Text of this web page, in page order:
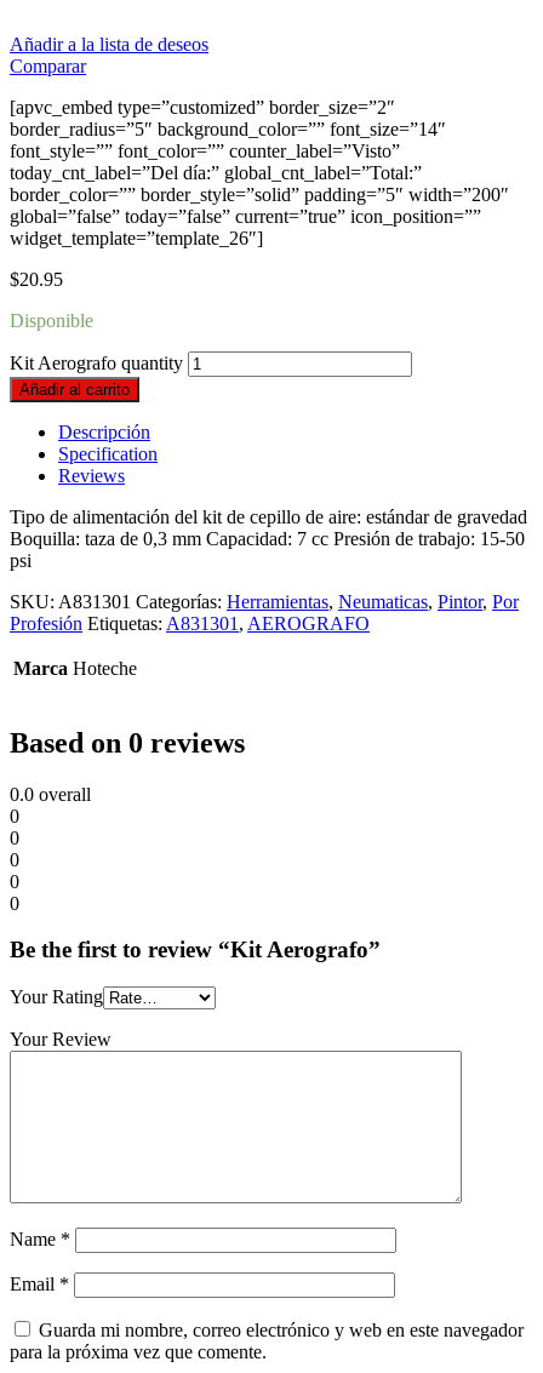
Añadir a la lista de deseos
Comparar
[apvc_embed type=”customized” border_size=”2″
border_radius=”5″ background_color=”” font_size=”14″
font_style=”” font_color=”” counter_label=”Visto”
today_cnt_label=”Del día:” global_cnt_label=”Total:”
border_color=”” border_style=”solid” padding=”5″ width=”200″
global=”false” today=”false” current=”true” icon_position=””
widget_template=”template_26″]
$20.95
Disponible
Kit Aerografo quantity
Añadir al carrito
Descripción
Specification
Reviews
Tipo de alimentación del kit de cepillo de aire: estándar de gravedad
Boquilla: taza de 0,3 mm Capacidad: 7 cc Presión de trabajo: 15-50
psi
SKU: A831301 Categorías: Herramientas, Neumaticas, Pintor, Por
Profesión Etiquetas: A831301 , AEROGRAFO
Marca Hoteche
Based on 0 reviews
0.0 overall
0
0
0
0
0
Be the first to review “Kit Aerografo”
Your Rating
Your Review
Name *
Email *
Guarda mi nombre, correo electrónico y web en este navegador
para la próxima vez que comente.